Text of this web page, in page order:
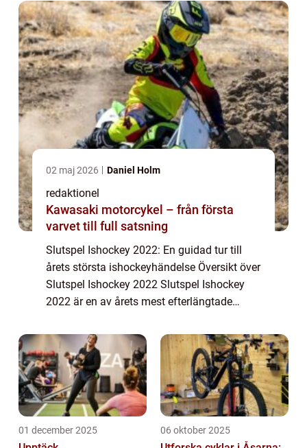
02 maj 2026 Daniel Holm
redaktionel
Kawasaki motorcykel – från första
varvet till full satsning
Slutspel Ishockey 2022: En guidad tur till
årets största ishockeyhändelse Översikt över
Slutspel Ishockey 2022 Slutspel Ishockey
2022 är en av årets mest efterlängtade
världen. Det är den tid då de bästa lagen ...
01 december 2025 06 oktober 2025